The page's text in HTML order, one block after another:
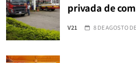
privada de
V21 8 DE AGOSTO